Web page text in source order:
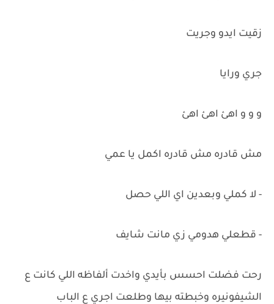
زقيت ايدو وجريت
جري ورايا
و و و اهئ اهئ اهئ
مش قادره مش قادره اكمل يا عمي
- لا كملي وبعدين اي اللي حصل
- قطعلي هدومي زي مانت شايف
رحت فضلت احسس بأيدي واخدت ألفاظه اللي كانت ع
الشيفونيره وخبطته بيها وطلعت اجري ع الباب